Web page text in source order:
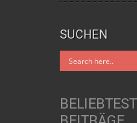
SUCHEN